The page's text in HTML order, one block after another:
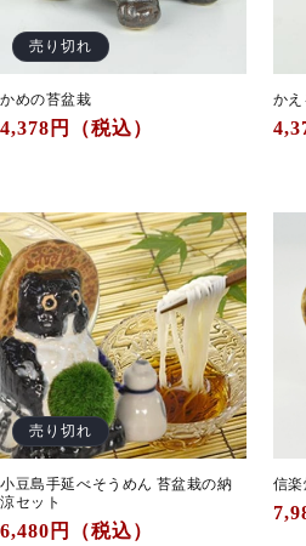
売り切れ
かめの苔盆栽
通
格
4,378 円（税込）
か
通
格
売り切れ
小豆島手延べそうめん 苔盆栽の納
涼セット
通
6,480 円（税込）
信
通